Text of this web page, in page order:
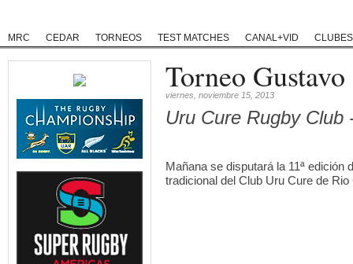
MRC
CEDAR TORNEOS TEST MATCHES CANAL+VID CLUBES
Torneo
viernes, noviembre 15, 2013
Uru Cure Rugby Club
Mañana se disputará la 11ª edición
tradicional del Club Uru Cure de Rio